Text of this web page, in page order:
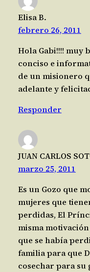
Elisa B.
febrero 26, 2011
Hola Gabi!!!! muy
conciso e
de un misionero
adelante y
Responder
JUAN CARLOS
marzo 25, 2011
Es un Gozo que
mujeres que
perdidas, El
misma
que se había
familia para que
cosechar para